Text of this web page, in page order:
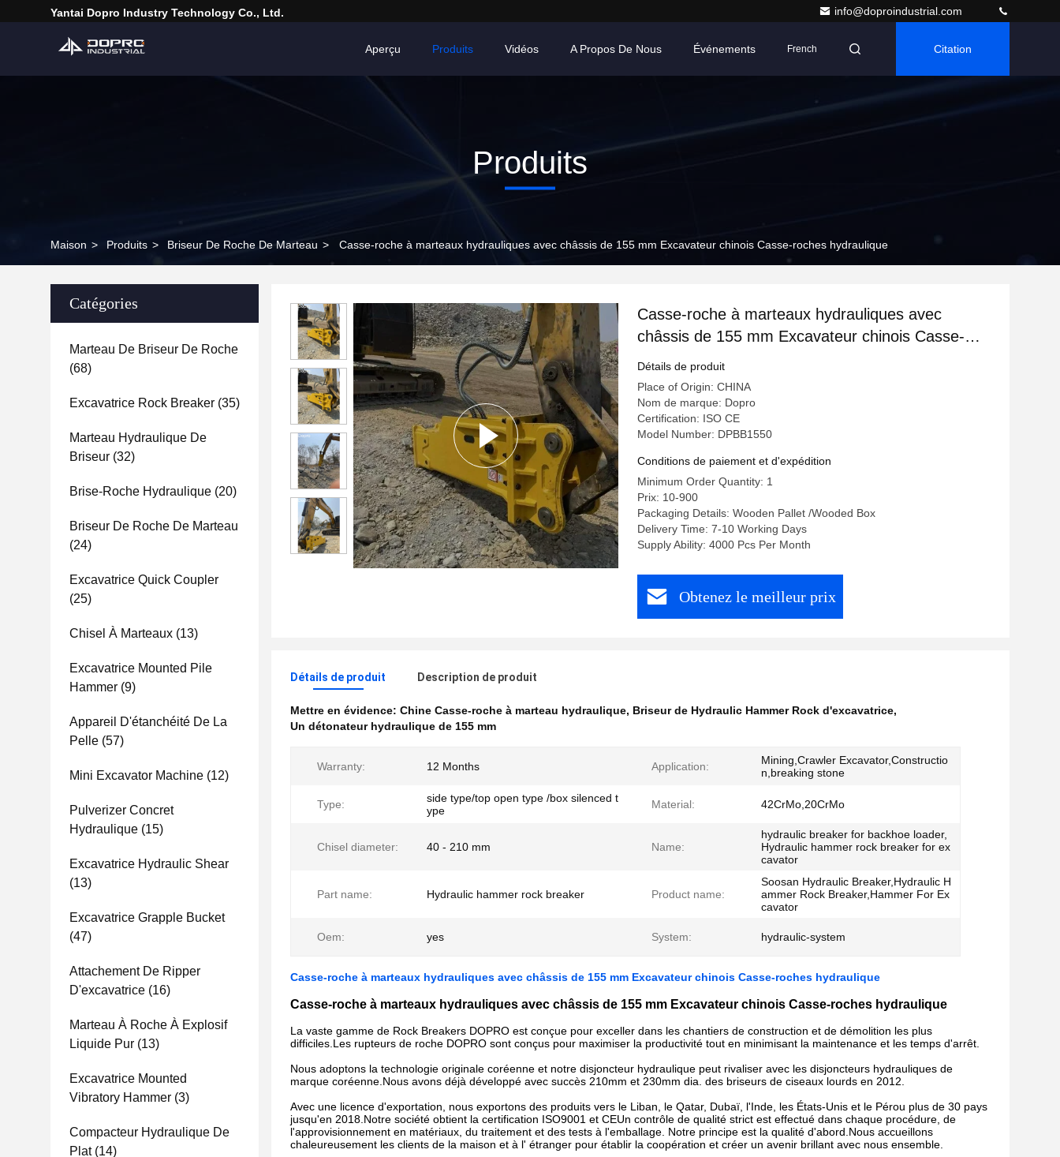
Yantai Dopro Industry Technology Co., Ltd. info@doproindustrial.com
Aperçu Produits Vidéos A Propos De Nous Événements French Citation
Produits
Maison > Produits > Briseur De Roche De Marteau > Casse-roche à marteaux hydrauliques avec châssis de 155 mm Excavateur chinois Casse-roches hydraulique
Catégories
Marteau De Briseur De Roche
(68)
Excavatrice Rock Breaker (35)
Marteau Hydraulique De
Briseur (32)
Brise-Roche Hydraulique (20)
Briseur De Roche De Marteau
(24)
Excavatrice Quick Coupler
(25)
Chisel À Marteaux (13)
Excavatrice Mounted Pile
Hammer (9)
Appareil D'étanchéité De La
Pelle (57)
Mini Excavator Machine (12)
Pulverizer Concret
Hydraulique (15)
Excavatrice Hydraulic Shear
(13)
Excavatrice Grapple Bucket
(47)
Attachement De Ripper
D'excavatrice (16)
Marteau À Roche À Explosif
Liquide Pur (13)
Excavatrice Mounted
Vibratory Hammer (3)
Compacteur Hydraulique De
Plat(14)
Casse-roche à marteaux hydrauliques avec
châssis de 155 mm Excavateur chinois Casse-
roches hydraulique
Détails de produit
Place of Origin: CHINA
Nom de marque: Dopro
Certification: ISO CE
Model Number: DPBB1550
Conditions de paiement et d'expédition
Minimum Order Quantity: 1
Prix: 10-900
Packaging Details: Wooden Pallet /Wooded Box
Delivery Time: 7-10 Working Days
Supply Ability: 4000 Pcs Per Month
Obtenez le meilleur prix
Détails de produit Description de produit
Mettre en évidence: Chine Casse-roche à marteau hydraulique, Briseur de Hydraulic Hammer Rock d'excavatrice,
Un détonateur hydraulique de 155 mm
Warranty: 12 Months Application:
Mining,Crawler Excavator,Constructio
n,breaking stone
Type:
side type/top open type /box silenced t
ype
Material: 42CrMo,20CrMo
Chisel diameter: 40 - 210 mm Name:
hydraulic breaker for backhoe loader,
Hydraulic hammer rock breaker for ex
cavator
Part name: Hydraulic hammer rock breaker Product name:
Soosan Hydraulic Breaker,Hydraulic H
ammer Rock Breaker,Hammer For Ex
cavator
Oem: yes System: hydraulic-system
Casse-roche à marteaux hydrauliques avec châssis de 155 mm Excavateur chinois Casse-roches hydraulique
Casse-roche à marteaux hydrauliques avec châssis de 155 mm Excavateur chinois Casse-roches hydraulique
La vaste gamme de Rock Breakers DOPRO est conçue pour exceller dans les chantiers de construction et de démolition les plus
difficiles.Les rupteurs de roche DOPRO sont conçus pour maximiser la productivité tout en minimisant la maintenance et les temps d'arrêt.
Nous adoptons la technologie originale coréenne et notre disjoncteur hydraulique peut rivaliser avec les disjoncteurs hydrauliques de
marque coréenne.Nous avons déjà développé avec succès 210mm et 230mm dia. des briseurs de ciseaux lourds en 2012.
Avec une licence d'exportation, nous exportons des produits vers le Liban, le Qatar, Dubaï, l'Inde, les États-Unis et le Pérou plus de 30 pays
jusqu'en 2018.Notre société obtient la certification ISO9001 et CEUn contrôle de qualité strict est effectué dans chaque procédure, de
l'approvisionnement en matériaux, du traitement et des tests à l'emballage. Notre principe est la qualité d'abord.Nous accueillons
chaleureusement les clients de la maison et à l' étranger pour établir la coopération et créer un avenir brillant avec nous ensemble.